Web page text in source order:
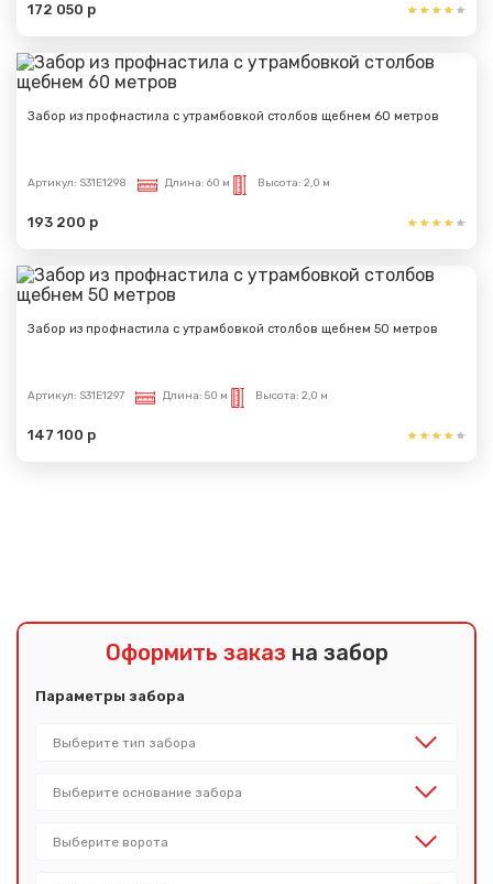
172 050 р
Забор из профнастила с утрамбовкой столбов щебнем 60 метров
Артикул: S31E1298 Длина: 60 м Высота: 2,0 м
193 200 р
Забор из профнастила с утрамбовкой столбов щебнем 50 метров
Артикул: S31E1297 Длина: 50 м Высота: 2,0 м
147 100 р
Оформить заказ на забор
Параметры забора